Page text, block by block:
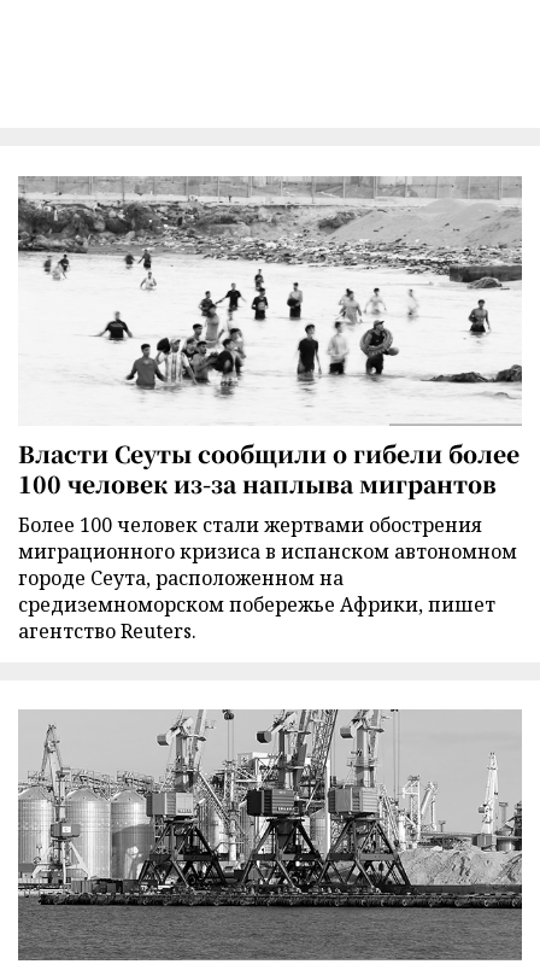
Власти Сеуты сообщили о гибели более
100 человек из-за наплыва мигрантов
Более 100 человек стали жертвами обострения
миграционного кризиса в испанском автономном
городе Сеута, расположенном на
средиземноморском побережье Африки, пишет
агентство Reuters.